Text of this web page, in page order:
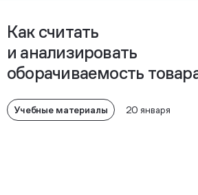
Как считать
и анализировать
оборачиваемость
Учебные материалы 20 января